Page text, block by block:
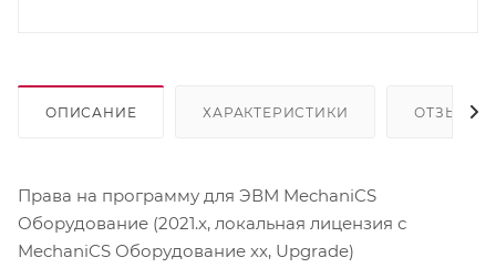
ОПИСАНИЕ ХАРАКТЕРИСТИКИ ОТЗЫВЫ
Права на программу для ЭВМ MechaniCS
Оборудование (2021.x, локальная лицензия с
MechaniCS Оборудование xx, Upgrade)